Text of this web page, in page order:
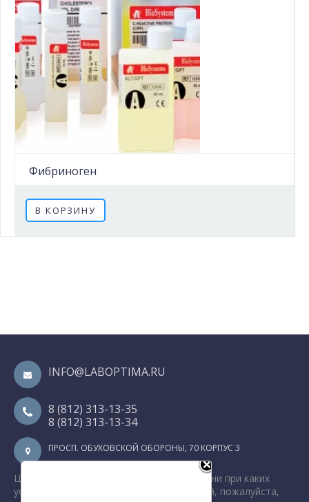
Фибриноген
В КОРЗИНУ
INFO@LABOPTIMA.RU
8 (812) 313-13-35
8 (812) 313-13-34
ПРОСП. ОБУХОВСКОЙ ОБОРОНЫ, 70 КОРПУС 3
Цена носит информационный характер и ни при каких
условиях не является публичной офертой, пожалуйста,
×